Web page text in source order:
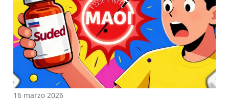
16 marzo 2026